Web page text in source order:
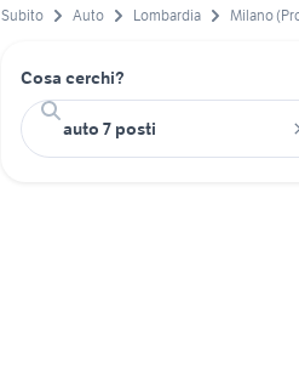
Subito Auto Lombardia Milano
Cosa cerchi?